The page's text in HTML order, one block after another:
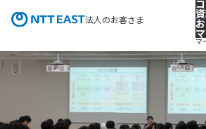
法人のお客さま
マ